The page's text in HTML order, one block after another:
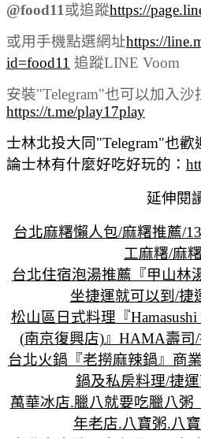
@food11或追蹤https://
或用手機點選網址https://
id=food11 追蹤LINE Voom
安裝"Telegram"也可以加入沙
https://t.me/play17play
士林北投大同"Telegram"也
論士林有什麼好吃好玩的：
延伸閱
台北麻糬懶人包/麻糬推薦/
工麻糬/麻
台北住宿泡湯推薦『甲山林
坐捷運就可以到/捷
松山區日式料理『
(南京復興店)』HAMA壽司
台北火鍋『老撈麻辣鍋』商
鍋及私房料理/捷
萬華冰店.臘八就要吃臘八粥
年老店.八寶粥.八